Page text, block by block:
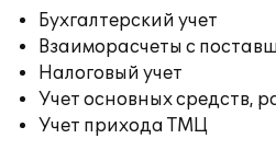
Бухгалтерский учет
Взаиморасчеты с
Налоговый учет
Учет основных средств,
Учет прихода ТМЦ